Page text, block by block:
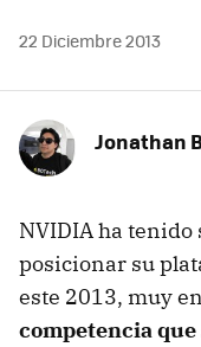
22 Diciembre 2013
Jonathan
NVIDIA ha
posicionar su
este 2013, muy
competencia